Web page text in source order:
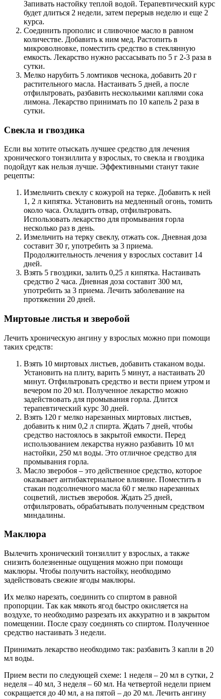
Запивать настойку теплой водой. Терапевтический курс
будет длиться 2 недели, затем перерыв неделю и еще 2
курса.
Соединить прополис и сливочное масло в равном
количестве. Добавить к ним мед. Растопить в
микроволновке, поместить средство в стеклянную
емкость. Лекарство нужно рассасывать по 5 г 2-3 раза в
сутки.
Мелко нарубить 5 ломтиков чеснока, добавить 20 г
растительного масла. Настаивать 5 дней, а после
отфильтровать, разбавить несколькими каплями сока
лимона. Лекарство принимать по 10 капель 2 раза в
сутки.
Свекла и гвоздика
Если вы хотите отыскать лучшее средство для лечения
хронического тонзиллита у взрослых, то свекла и гвоздика
подойдут как нельзя лучше. Эффективными станут такие
рецепты:
Измельчить свеклу с кожурой на терке. Добавить к ней
1, 2 л кипятка. Установить на медленный огонь, томить
около часа. Охладить отвар, отфильтровать.
Использовать лекарство для промывания горла
несколько раз в день.
Измельчить на терку свеклу, отжать сок. Дневная доза
составит 30 г, употребить за 3 приема.
Продолжительность лечения у взрослых составит 14
дней.
Взять 5 гвоздики, залить 0,25 л кипятка. Настаивать
средство 2 часа. Дневная доза составит 300 мл,
употребить за 3 приема. Лечить заболевание на
протяжении 20 дней.
Миртовые листья и зверобой
Лечить хроническую ангину у взрослых можно при помощи
таких средств:
Взять 10 миртовых листьев, добавить стаканом воды.
Установить на плиту, варить 5 минут, а настаивать 20
минут. Отфильтровать средство и вести прием утром и
вечером по 20 мл. Полученное лекарство можно
задействовать для промывания горла. Длится
терапевтический курс 30 дней.
Взять 120 г мелко нарезанных миртовых листьев,
добавить к ним 0,2 л спирта. Ждать 7 дней, чтобы
средство настоялось в закрытой емкости. Перед
использованием лекарства нужно разбавить 10 мл
настойки, 250 мл воды. Это отличное средство для
промывания горла.
Масло зверобоя – это действенное средство, которое
оказывает антибактериальное влияние. Поместить в
стакан подсолнечного масла 60 г мелко нарезанных
соцветий, листьев зверобоя. Ждать 25 дней,
отфильтровать, обрабатывать полученным средством
миндалины.
Маклюра
Вылечить хронический тонзиллит у взрослых, а также
снизить болезненные ощущения можно при помощи
маклюры. Чтобы получить настойку, необходимо
задействовать свежие ягоды маклюры.
Их мелко нарезать, соединить со спиртом в равной
пропорции. Так как мякоть ягод быстро окисляется на
воздухе, то необходимо разрезать их аккуратно и в закрытом
помещении. После сразу соединять со спиртом. Полученное
средство настаивать 3 недели.
Принимать лекарство необходимо так: разбавить 3 капли в 20
мл воды.
Прием вести по следующей схеме: 1 неделя – 20 мл в сутки, 2
неделя – 40 мл, 3 неделя – 60 мл. На четвертой недели прием
сокращается до 40 мл, а на пятой – до 20 мл. Лечить ангину